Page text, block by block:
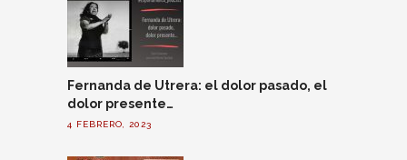
Fernanda de Utrera: el dolor pasado, el
dolor presente…
4 FEBRERO, 2023